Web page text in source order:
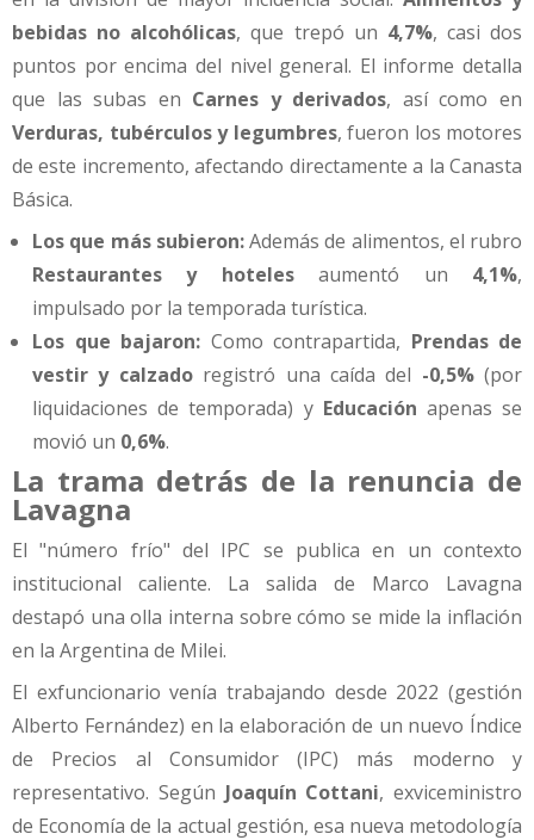
bebidas no alcohólicas, que trepó un 4,7%, casi dos
puntos por encima del nivel general. El informe detalla
que las subas en Carnes y derivados, así como en
Verduras, tubérculos y legumbres, fueron los motores
de este incremento, afectando directamente a la Canasta
Básica.
Los que más subieron:Además de alimentos, el rubro
Restaurantes y hotelesaumentó un 4,1%,
impulsado por la temporada turística.
Los que bajaron: Como contrapartida, Prendas de
vestir y calzadoregistró una caída del -0,5%(por
liquidaciones de temporada) y Educación apenas se
movió un 0,6%.
La trama detrás de la renuncia de
Lavagna
El "número frío" del IPC se publica en un contexto
institucional caliente. La salida de Marco Lavagna
destapó una olla interna sobre cómo se mide la inflación
en la Argentina de Milei.
El exfuncionario venía trabajando desde 2022 (gestión
Alberto Fernández) en la elaboración de un nuevo Índice
de Precios al Consumidor (IPC) más moderno y
representativo. Según Joaquín Cottani, exviceministro
de Economía de la actual gestión, esa nueva metodología